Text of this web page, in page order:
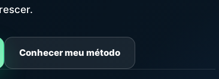
Conhecer meu método